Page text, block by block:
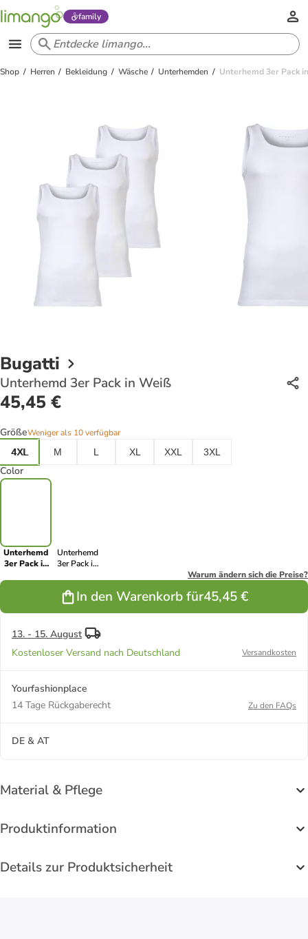
family
Shop Herren Bekleidung Wäsche Unterhemden Unterhemd 3er Pack
Bugatti
Unterhemd 3er Pack in Weiß
45,45 €
GrößeWeniger als 10 verfügbar
4XL
M L XL XXL 3XL
Color
Unterhemd
3er Pack in
Unterhemd
3er Pack in
Warum ändern sich die Preise?
In den Warenkorb für45,45 €
13. - 15. August
Kostenloser Versand nach Deutschland
Versandkosten
Yourfashionplace
14 Tage Rückgaberecht
Zu den FAQs
DE & AT
Material & Pflege
Produktinformation
Details zur Produktsicherheit